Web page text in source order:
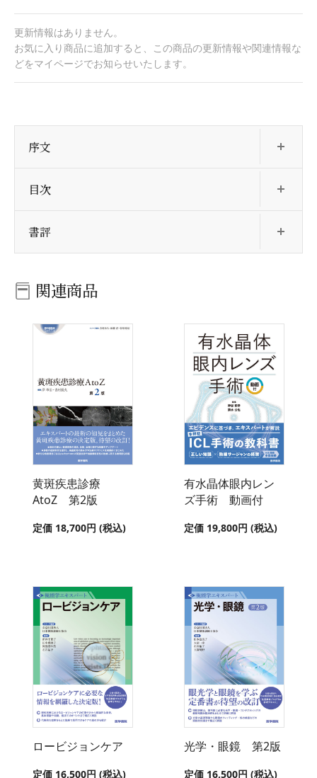
更新情報はありません。
お気に入り商品に追加すると、この商品の更新情報や関連情報な
どをマイページでお知らせいたします。
序文
目次
書評
関連商品
黄斑疾患診療
AtoZ 第2版
定価 18,700円 (税込)
有水晶体眼内レン
ズ手術 動画付
定価 19,800円 (税込)
ロービジョンケア
定価 16,500円 (税込)
光学・眼鏡 第2版
定価 16,500円 (税込)